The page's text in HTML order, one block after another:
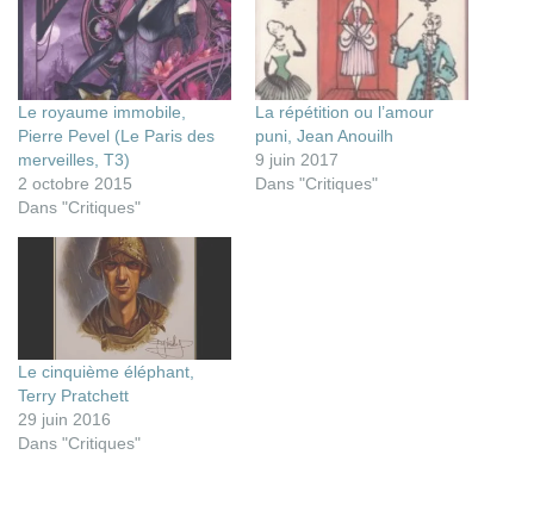
Le royaume immobile,
Pierre Pevel (Le Paris des
merveilles, T3)
2 octobre 2015
Dans "Critiques"
La répétition ou l’amour
puni, Jean Anouilh
9 juin 2017
Dans "Critiques"
Le cinquième éléphant,
Terry Pratchett
29 juin 2016
Dans "Critiques"